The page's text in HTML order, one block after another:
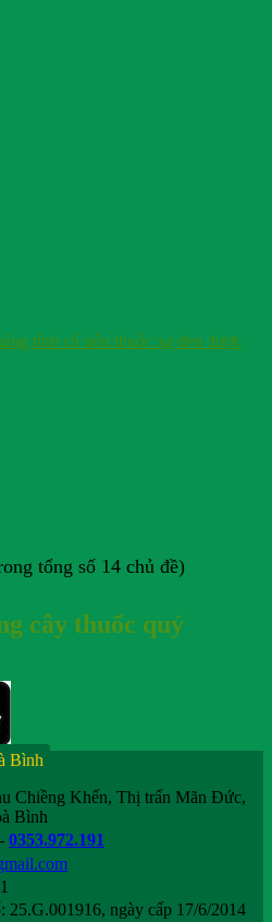
tính có uôn thuốc xạ đen được
tổng số 14 chủ đề)
cây thuốc quý
Bình
Chiềng Khến, Thị trấn Mãn Đức,
Bình
0353.972.191
25.G.001916, ngày cấp 17/6/2014